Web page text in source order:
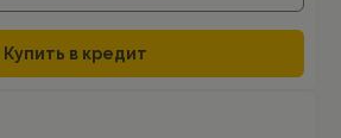
Купить в кредит